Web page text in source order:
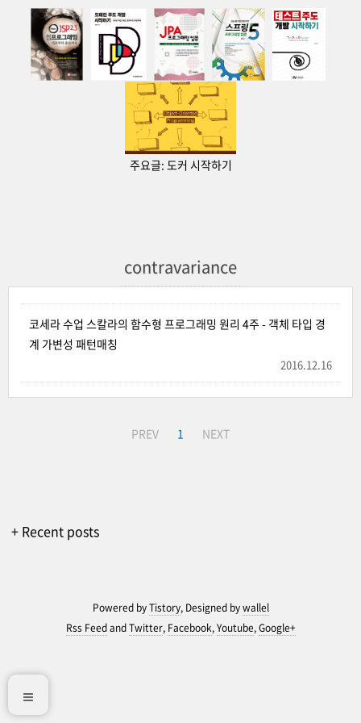
주요글: 도커 시작하기
contravariance
코세라 수업 스칼라의 함수형 프로그래밍 원리 4주 - 객체 타입 경
계 가변성 패턴매칭
2016.12.16
PREV 1 NEXT
+ Recent posts
Powered byTistory, Designed bywallel
Rss FeedandTwitter, Facebook,Youtube,Google+